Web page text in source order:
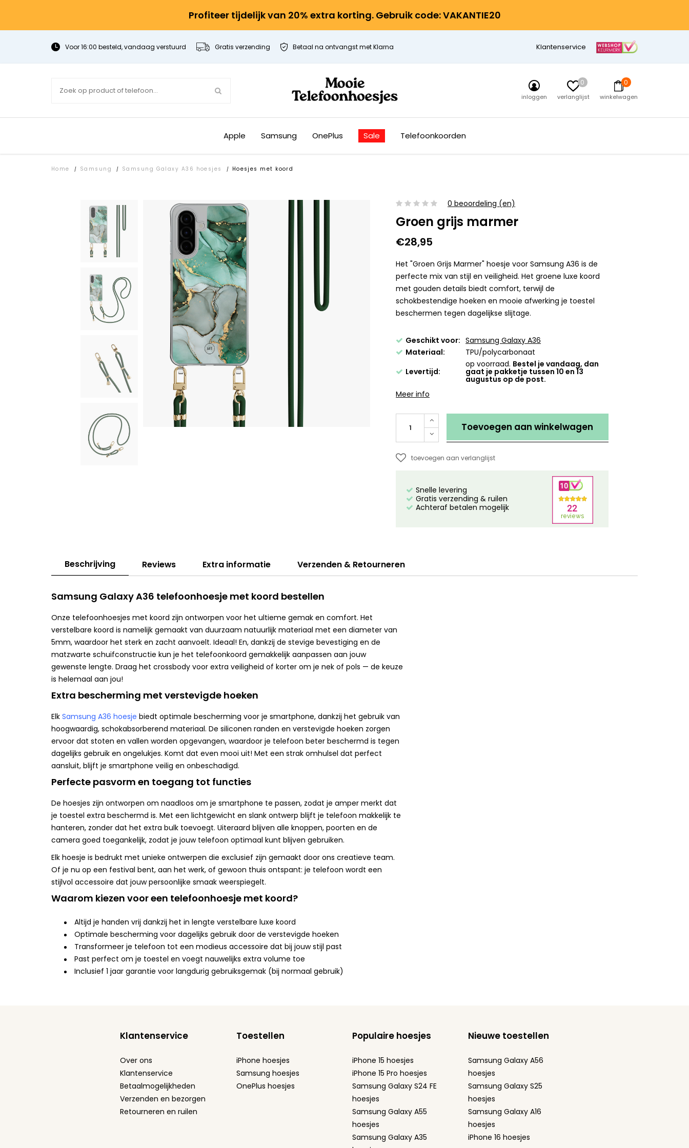
Profiteer tijdelijk van 20% extra korting. Gebruik code: VAKANTIE20
Voor 16:00 besteld, vandaag verstuurd Gratis verzending Betaal na ontvangst met Klarna Klantenservice
inloggen
0
verlanglijst
0
winkelwagen
Apple Samsung OnePlus Sale Telefoonkoorden
Home / Samsung / Samsung Galaxy A36 hoesjes / Hoesjes met koord
0 beoordeling (en)
Groen grijs marmer
€28,95
Het "Groen Grijs Marmer" hoesje voor Samsung A36 is de
perfecte mix van stijl en veiligheid. Het groene luxe koord
met gouden details biedt comfort, terwijl de
schokbestendige hoeken en mooie afwerking je toestel
beschermen tegen dagelijkse slijtage.
Geschikt voor: Samsung Galaxy A36
Materiaal:
TPU/polycarbonaat
Levertijd:
op voorraad. Bestel je vandaag, dan
gaat je pakketje tussen 10 en 13
augustus op de post.
Meer info
Toevoegen aan winkelwagen
toevoegen aan verlanglijst
Snelle levering
Gratis verzending & ruilen
Achteraf betalen mogelijk
Beschrijving Reviews Extra informatie Verzenden & Retourneren
Samsung Galaxy A36 telefoonhoesje met koord bestellen
Onze telefoonhoesjes met koord zijn ontworpen voor het ultieme gemak en comfort. Het
verstelbare koord is namelijk gemaakt van duurzaam natuurlijk materiaal met een diameter van
5mm, waardoor het sterk en zacht aanvoelt. Ideaal! En, dankzij de stevige bevestiging en de
matzwarte schuifconstructie kun je het telefoonkoord gemakkelijk aanpassen aan jouw
gewenste lengte. Draag het crossbody voor extra veiligheid of korter om je nek of pols — de keuze
is helemaal aan jou!
Extra bescherming met verstevigde hoeken
Elk Samsung A36 hoesje biedt optimale bescherming voor je smartphone, dankzij het gebruik van
hoogwaardig, schokabsorberend materiaal. De siliconen randen en verstevigde hoeken zorgen
ervoor dat stoten en vallen worden opgevangen, waardoor je telefoon beter beschermd is tegen
dagelijks gebruik en ongelukjes. Komt dat even mooi uit! Met een strak omhulsel dat perfect
aansluit, blijft je smartphone veilig en onbeschadigd.
Perfecte pasvorm en toegang tot functies
De hoesjes zijn ontworpen om naadloos om je smartphone te passen, zodat je amper merkt dat
je toestel extra beschermd is. Met een lichtgewicht en slank ontwerp blijft je telefoon makkelijk te
hanteren, zonder dat het extra bulk toevoegt. Uiteraard blijven alle knoppen, poorten en de
camera goed toegankelijk, zodat je jouw telefoon optimaal kunt blijven gebruiken.
Elk hoesje is bedrukt met unieke ontwerpen die exclusief zijn gemaakt door ons creatieve team.
Of je nu op een festival bent, aan het werk, of gewoon thuis ontspant: je telefoon wordt een
stijlvol accessoire dat jouw persoonlijke smaak weerspiegelt.
Waarom kiezen voor een telefoonhoesje met koord?
Altijd je handen vrij dankzij het in lengte verstelbare luxe koord
Optimale bescherming voor dagelijks gebruik door de verstevigde hoeken
Transformeer je telefoon tot een modieus accessoire dat bij jouw stijl past
Past perfect om je toestel en voegt nauwelijks extra volume toe
Inclusief 1 jaar garantie voor langdurig gebruiksgemak (bij normaal gebruik)
Klantenservice
Over ons
Klantenservice
Betaalmogelijkheden
Verzenden en bezorgen
Retourneren en ruilen
Toestellen
iPhone hoesjes
Samsung hoesjes
OnePlus hoesjes
Populaire hoesjes
iPhone 15 hoesjes
iPhone 15 Pro hoesjes
Samsung Galaxy S24 FE
hoesjes
Samsung Galaxy A55
hoesjes
Samsung Galaxy A35
Nieuwe toestellen
Samsung Galaxy A56
hoesjes
Samsung Galaxy S25
hoesjes
Samsung Galaxy A16
hoesjes
iPhone 16 hoesjes